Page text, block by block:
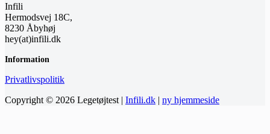
Infili
Hermodsvej 18C,
8230 Åbyhøj
hey(at)infili.dk
Information
Privatlivspolitik
Copyright © 2026 Legetøjtest | Infili.dk | ny hjemmeside